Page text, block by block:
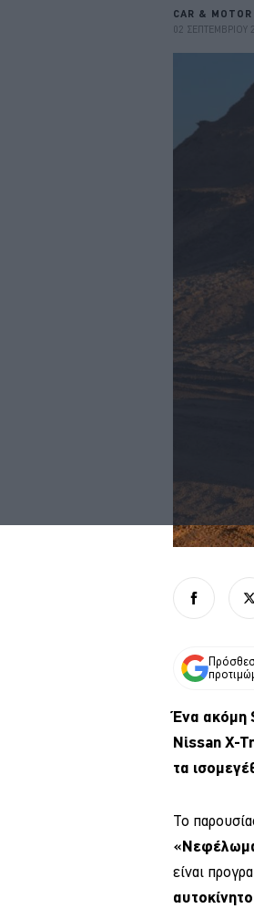
CAR & MOTOR
02 ΣΕΠΤΕΜΒΡΙΟΥ
Ένα ακόμη
Nissan X-
τα
Το
είναι